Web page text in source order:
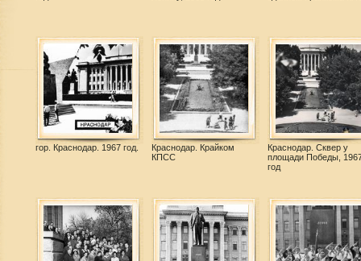
гор. Краснодар. 1967 год.
Краснодар. Крайком
КПСС
Краснодар. Сквер у
площади Победы,
год